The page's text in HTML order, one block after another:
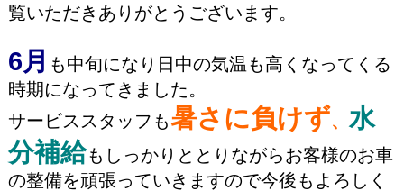
覧いただきありがとうございます。
6月 も中旬になり日中の気温も高くなってくる
時期になってきました。
サービススタッフも暑さに負けず、 水
分補給もしっかりととりながらお客様のお車
の整備を頑張っていきますので今後もよろしく